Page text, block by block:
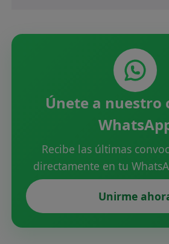
Únete a nuestro
Recibe las últimas
directamente en tu
Unirme